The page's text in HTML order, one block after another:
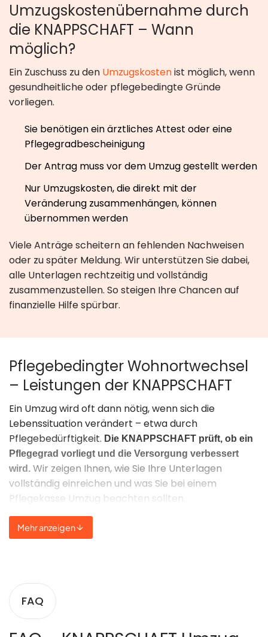
Umzugskostenübernahme durch
die KNAPPSCHAFT – Wann
möglich?
Ein Zuschuss zu den Umzugskostenist möglich, wenn
gesundheitliche oder pflegebedingte Gründe
vorliegen.
Sie benötigen ein ärztliches Attest oder eine
Pflegegradbescheinigung
Der Antrag muss vor dem Umzug gestellt werden
Nur Umzugskosten, die direkt mit der
Veränderung zusammenhängen, können
übernommen werden
Viele Anträge scheitern an fehlenden Nachweisen
oder zu später Meldung. Wir unterstützen Sie dabei,
alle Unterlagen rechtzeitig und vollständig
zusammenzustellen. So steigen Ihre Chancen auf
finanzielle Hilfe spürbar.
Pflegebedingter Wohnortwechsel
– Leistungen der KNAPPSCHAFT
Ein Umzug wird oft dann nötig, wenn sich die
Lebenssituation verändert – etwa durch
Pflegebedürftigkeit. Die KNAPPSCHAFT prüft, ob ein
Pflegegrad vorliegt und die Versorgung verbessert
wird. Wir zeigen Ihnen, wie Sie Ihre Unterlagen
vollständig einreichen und was Sie bei einem
Pflegekasse Umzug beachten sollten.
Viele wissen nicht, dass sogar der Wechsel in eine
barrierefreie Wohnung oder ins
Adressänderung nach dem
Mehr anzeigen
FAQ